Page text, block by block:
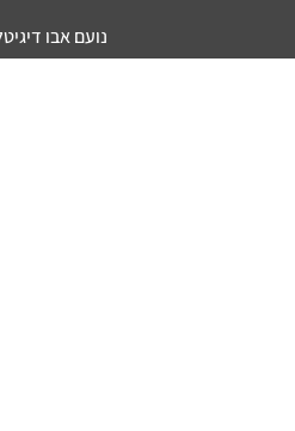
נועם אבו דיגיטל מרקט